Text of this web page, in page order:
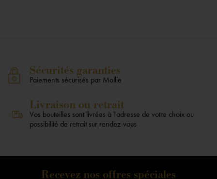
Sécurités garanties
Paiements sécurisés par Mollie
Livraison ou retrait
Vos bouteilles sont livrées à l’adresse de votre choix ou
possibilité de retrait sur rendez-vous
Recevez nos offres spéciales